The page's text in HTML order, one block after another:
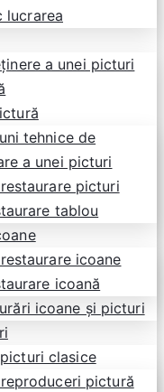
lucrarea
a unei picturi
tehnice de
a unei picturi
picturi
tablou
icoane
icoană
icoane și picturi
clasice
pictură